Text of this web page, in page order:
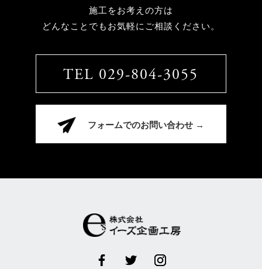
施工をお考えの方は
どんなことでもお気軽にご相談ください。
TEL 029-804-3055
フォームでのお問い合わせ →